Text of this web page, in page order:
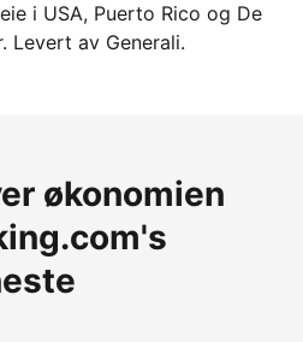
i USA, Puerto Rico og De
Levert av Generali.
økonomien